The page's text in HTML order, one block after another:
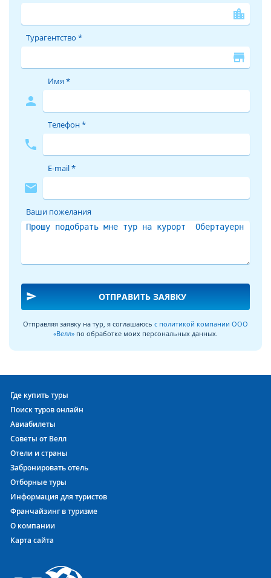
location_city
Турагентство *
store
person
Имя *
phone
Телефон *
mail
E-mail *
Ваши пожелания
send ОТПРАВИТЬ ЗАЯВКУ
Отправляя заявку на тур, я соглашаюсь с политикой компании ООО
«Велл» по обработке моих персональных данных.
Где купить туры
Поиск туров онлайн
Авиабилеты
Советы от Велл
Отели и страны
Забронировать отель
Отборные туры
Информация для туристов
Франчайзинг в туризме
О компании
Карта сайта